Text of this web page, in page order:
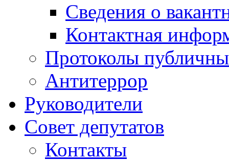
Сведения о
Контактная
Протоколы
Антитеррор
Руководители
Совет депутатов
Контакты